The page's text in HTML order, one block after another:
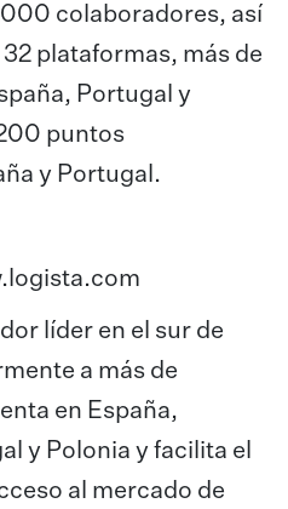
colaboradores, así
plataformas, más de
Portugal y
puntos
y Portugal.
líder en el sur de
a más de
en España,
y Polonia y facilita el
al mercado de